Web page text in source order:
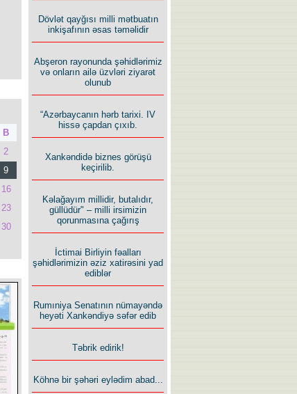
B
2
9
16
23
30
Dövlət qayğısı milli mətbuatın
inkişafının əsas təməlidir
Abşeron rayonunda şəhidlərimiz
və onların ailə üzvləri ziyarət
olunub
“Azərbaycanın hərb tarixi. IV
hissə çapdan çıxıb.
Xankəndidə biznes görüşü
keçirilib.
Kəlağayım millidir, butalıdır,
güllüdür" – milli irsimizin
qorunmasına çağırış
İctimai Birliyin fəalları
şəhidlərimizin əziz xatirəsini yad
ediblər
Rumıniya Senatının nümayəndə
heyəti Xankəndiyə səfər edib
Təbrik edirik!
Köhnə bir şəhəri eylədim abad...